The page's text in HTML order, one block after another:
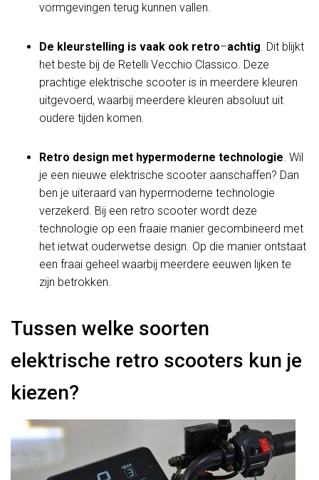
vormgevingen terug kunnen vallen.
De kleurstelling is vaak ook retro–achtig. Dit blijkt
het beste bij de Retelli Vecchio Classico. Deze
prachtige elektrische scooter is in meerdere kleuren
uitgevoerd, waarbij meerdere kleuren absoluut uit
oudere tijden komen.
Retro design met hypermoderne technologie. Wil
je een nieuwe elektrische scooter aanschaffen? Dan
ben je uiteraard van hypermoderne technologie
verzekerd. Bij een retro scooter wordt deze
technologie op een fraaie manier gecombineerd met
het ietwat ouderwetse design. Op die manier ontstaat
een fraai geheel waarbij meerdere eeuwen lijken te
zijn betrokken.
Tussen welke soorten
elektrische retro scooters kun je
kiezen?